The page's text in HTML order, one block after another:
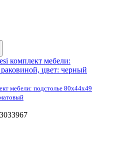
мебели: подстолье 80x44x49